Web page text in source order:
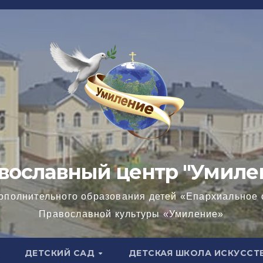
центр
образования детей
Православной культуры «Умиление»
ДЕТСКИЙ САД ДЕТСКАЯ ШКОЛА